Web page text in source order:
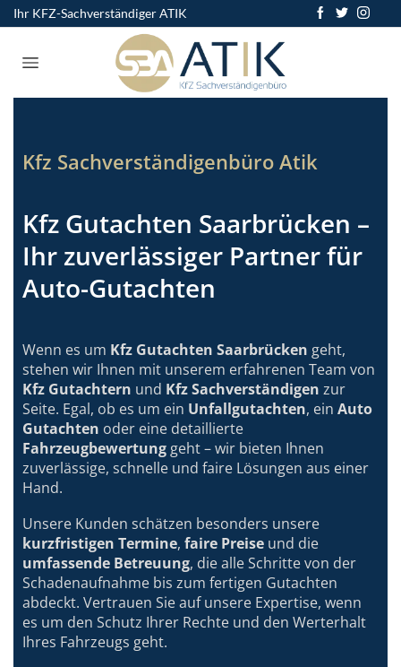
Ihr KFZ-Sachverständiger ATIK
Kfz Sachverständigenbüro Atik
Kfz Gutachten Saarbrücken –
Ihr zuverlässiger Partner für
Auto-Gutachten
Wenn es um Kfz Gutachten Saarbrücken geht,
stehen wir Ihnen mit unserem erfahrenen Team von
Kfz Gutachtern und Kfz Sachverständigen zur
Seite. Egal, ob es um ein Unfallgutachten, ein Auto
Gutachten oder eine detaillierte
Fahrzeugbewertung geht – wir bieten Ihnen
zuverlässige, schnelle und faire Lösungen aus einer
Hand.
Unsere Kunden schätzen besonders unsere
kurzfristigen Termine, faire Preise und die
umfassende Betreuung, die alle Schritte von der
Schadenaufnahme bis zum fertigen Gutachten
abdeckt. Vertrauen Sie auf unsere Expertise, wenn
es um den Schutz Ihrer Rechte und den Werterhalt
Ihres Fahrzeugs geht.